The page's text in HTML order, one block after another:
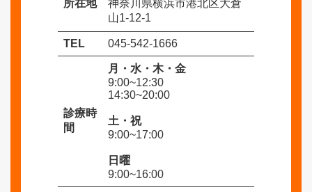
所在地
神奈川県横浜市港北区大倉
山1-12-1
TEL 045-542-1666
診療時
間
月・水・木・金
9:00~12:30
14:30~20:00
土・祝
9:00~17:00
日曜
9:00~16:00